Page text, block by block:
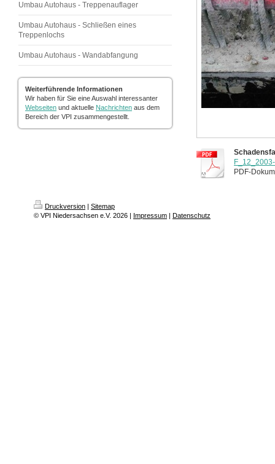
Umbau Autohaus - Treppenauflager
Umbau Autohaus - Schließen eines
Treppenlochs
Umbau Autohaus - Wandabfangung
Weiterführende Informationen
Wir haben für Sie eine Auswahl interessanter
Webseiten und aktuelle Nachrichten aus dem
Bereich der VPI zusammengestellt.
PDF-
Druckversion | Sitemap
© VPI Niedersachsen e.V. 2026 | Impressum | Datenschutz